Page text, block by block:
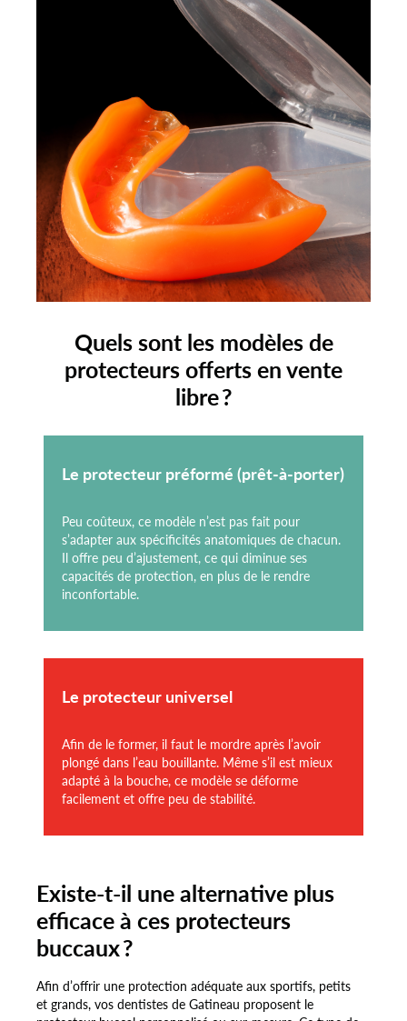
Quels sont les modèles de
protecteurs offerts en vente
libre ?
Le protecteur préformé (prêt-à-porter)
Peu coûteux, ce modèle n’est pas fait pour
s’adapter aux spécificités anatomiques de chacun.
Il offre peu d’ajustement, ce qui diminue ses
capacités de protection, en plus de le rendre
inconfortable.
Le protecteur universel
Afin de le former, il faut le mordre après l’avoir
plongé dans l’eau bouillante. Même s’il est mieux
adapté à la bouche, ce modèle se déforme
facilement et offre peu de stabilité.
Existe-t-il une alternative plus
efficace à ces protecteurs
buccaux ?
Afin d’offrir une protection adéquate aux sportifs, petits
et grands, vos dentistes de Gatineau proposent le